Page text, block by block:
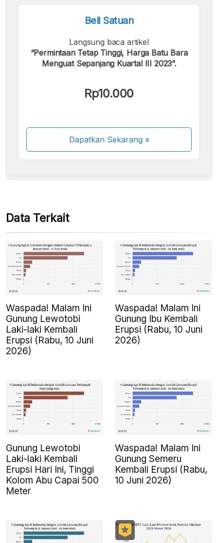
Beli Satuan
Langsung baca artikel
“Permintaan Tetap Tinggi, Harga Batu Bara
Menguat Sepanjang Kuartal III 2023”.
Rp10.000
Dapatkan Sekarang»
Beberapa metode pembayaran masih dalam
Data Terkait
Waspada! Malam Ini
Gunung Lewotobi
Laki-laki Kembali
Erupsi (Rabu, 10 Juni
2026)
Waspada! Malam Ini
Gunung Ibu Kembali
Erupsi (Rabu, 10 Juni
2026)
Gunung Lewotobi
Laki-laki Kembali
Erupsi Hari Ini, Tinggi
Kolom Abu Capai 500
Meter
Waspada! Malam Ini
Gunung Semeru
Kembali Erupsi (Rabu,
10 Juni 2026)